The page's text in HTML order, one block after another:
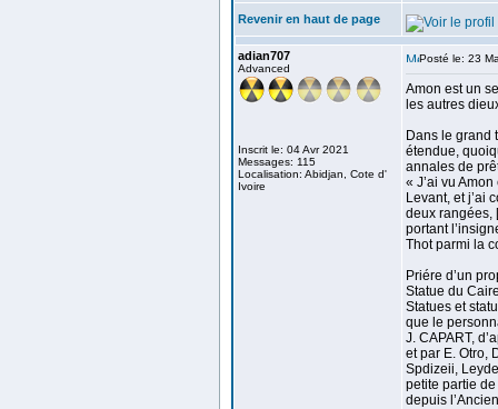
Revenir en haut de page
adian707
Advanced
Inscrit le: 04 Avr 2021
Messages: 115
Localisation: Abidjan, Cote d'
Ivoire
Posté le: 23
Amon est un
les autres
Dans le grand
étendue,
annales de
« J’ai vu
Levant, et j’ai
deux rangées,
portant
Thot parmi la
Priére d’un
Statue du
Statues et
que le
J. CAPART,
et par E. Otro,
Spdizeii,
petite partie
depuis